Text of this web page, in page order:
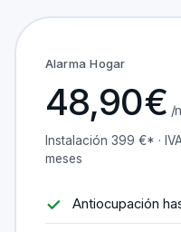
Alarma Hogar
48,90€ /
Instalación 399 €* ·
meses
Antiocupación